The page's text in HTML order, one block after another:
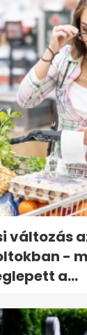
változás
-
a...